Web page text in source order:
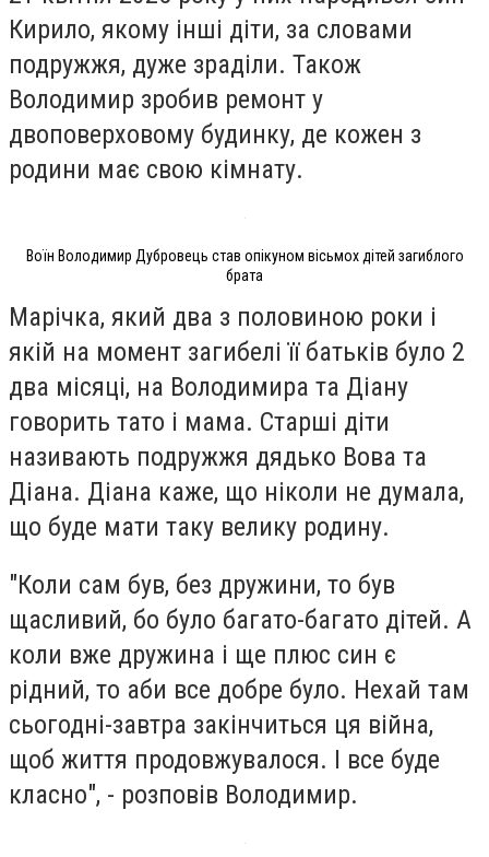
Кирило, якому інші діти, за словами
подружжя, дуже зраділи. Також
Володимир зробив ремонт у
двоповерховому будинку, де кожен з
родини має свою кімнату.
Воїн Володимир Дубровець став опікуном вісьмох дітей загиблого
брата
Марічка, який два з половиною роки і
якій на момент загибелі її батьків було 2
два місяці, на Володимира та Діану
говорить тато і мама. Старші діти
називають подружжя дядько Вова та
Діана. Діана каже, що ніколи не думала,
що буде мати таку велику родину.
"Коли сам був, без дружини, то був
щасливий, бо було багато-багато дітей. А
коли вже дружина і ще плюс син є
рідний, то аби все добре було. Нехай там
сьогодні-завтра закінчиться ця війна,
щоб життя продовжувалося. І все буде
класно", - розповів Володимир.